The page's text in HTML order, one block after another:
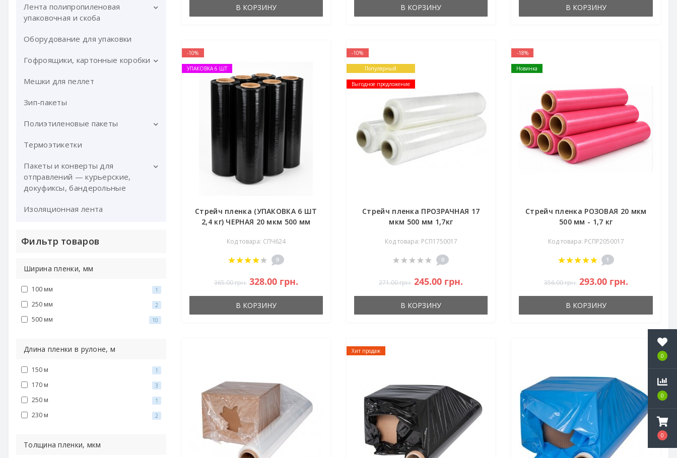
0
0
0
Клейкая лента армированная
Малярный скотч
Сигнальная лента
Гофрокартон листовой
Лента полипропиленовая
упаковочная и скоба
Упаковочная лента ПП
Скоба для ленты ПП
Оборудование для ленты ПП
Комплекты для стреппинг
Оборудование для упаковки
Гофроящики, картонные коробки
Гофроящики картонные
Мешки для пеллет
Зип-пакеты
Полиэтиленовые пакеты
Мусорные пакеты
Термоэтикетки
Пакеты и конверты для
отправлений — курьерские,
докуфиксы, бандерольные
Конверты Докуфикс
Изоляционная лента
Фильтр товаров
Ширина пленки, мм
100 мм 1
250 мм 2
500 мм 10
Длина пленки в рулоне, м
150 м 1
170 м 3
250 м 1
230 м 2
Толщина пленки, мкм
В КОРЗИНУ В КОРЗИНУ В КОРЗИНУ
-10%
УПАКОВКА 6 ШТ
Стрейч пленка (УПАКОВКА 6 ШТ
2,4 кг) ЧЕРНАЯ 20 мкм 500 мм
Код товара: СПЧ624
9
365.00 грн. 328.00 грн.
В КОРЗИНУ
-10%
Популярный
Выгодное предложение
Стрейч пленка ПРОЗРАЧНАЯ 17
мкм 500 мм 1,7кг
Код товара: РСП1750017
0
271.00 грн. 245.00 грн.
В КОРЗИНУ
-18%
Новинка
Стрейч пленка РОЗОВАЯ 20 мкм
500 мм - 1,7 кг
Код товара: РСПР2050017
1
356.00 грн. 293.00 грн.
В КОРЗИНУ
Хит продаж